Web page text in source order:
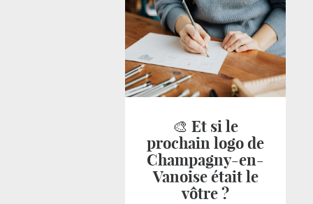
🎨 Et si le
prochain logo de
Champagny-en-
Vanoise était le
vôtre ?